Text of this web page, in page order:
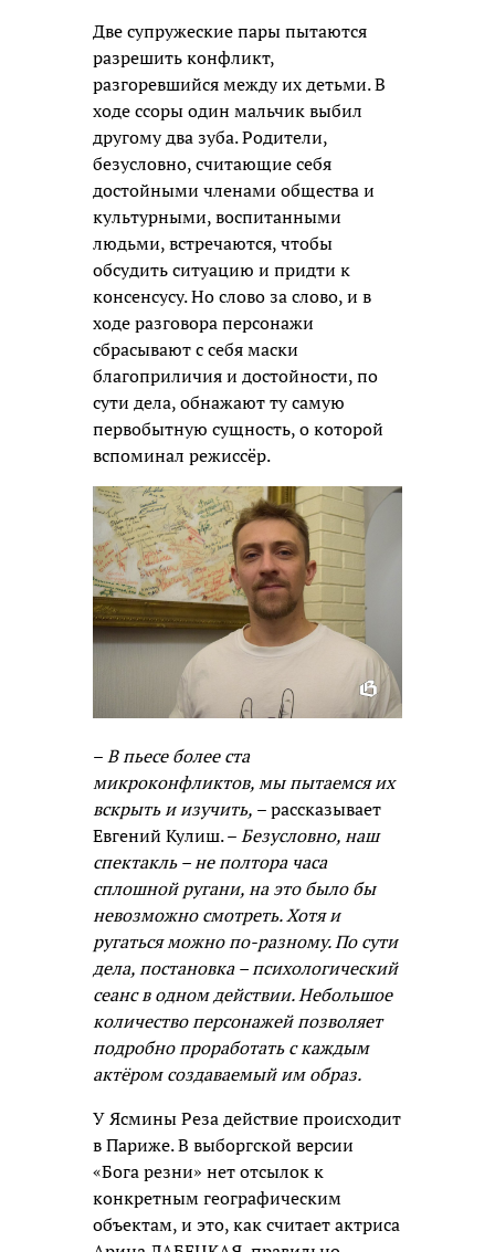
Две супружеские пары пытаются
разрешить конфликт,
разгоревшийся между их детьми. В
ходе ссоры один мальчик выбил
другому два зуба. Родители,
безусловно, считающие себя
достойными членами общества и
культурными, воспитанными
людьми, встречаются, чтобы
обсудить ситуацию и придти к
консенсусу. Но слово за слово, и в
ходе разговора персонажи
сбрасывают с себя маски
благоприличия и достойности, по
сути дела, обнажают ту самую
первобытную сущность, о которой
вспоминал режиссёр.
–В пьесе более ста
микроконфликтов, мы пытаемся их
вскрыть и изучить, – рассказывает
Евгений Кулиш. –Безусловно, наш
спектакль – не полтора часа
сплошной ругани, на это было бы
невозможно смотреть. Хотя и
ругаться можно по-разному. По сути
дела, постановка – психологический
сеанс в одном действии. Небольшое
количество персонажей позволяет
подробно проработать с каждым
актёром создаваемый им образ.
У Ясмины Реза действие происходит
в Париже. В выборгской версии
«Бога резни» нет отсылок к
конкретным географическим
объектам, и это, как считает актриса